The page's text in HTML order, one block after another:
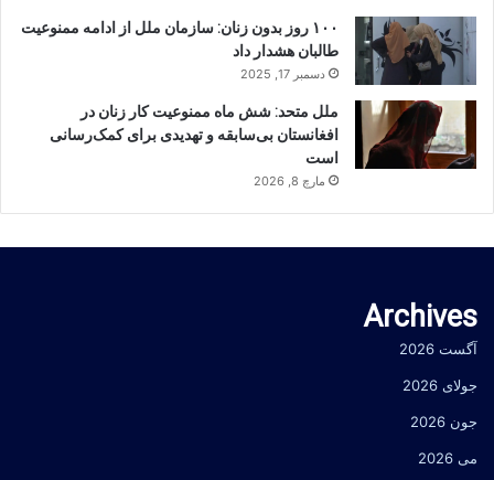
۱۰۰ روز بدون زنان: سازمان ملل از ادامه ممنوعیت
طالبان هشدار داد
دسمبر 17, 2025
ملل متحد: شش ماه ممنوعیت کار زنان در
افغانستان بی‌سابقه و تهدیدی برای کمک‌رسانی
است
مارچ 8, 2026
Archives
آگست 2026
جولای 2026
جون 2026
می 2026